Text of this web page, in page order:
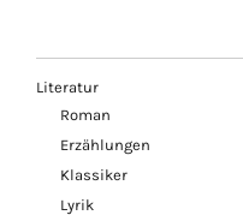
Literatur
Roman
Erzählungen
Klassiker
Lyrik